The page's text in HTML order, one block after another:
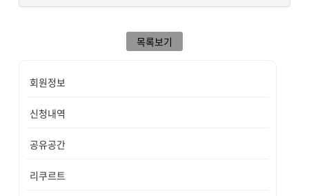
목록보기
회원정보
신청내역
공유공간
리쿠르트